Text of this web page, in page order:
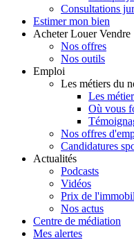
Consultations
Estimer mon bien
Acheter Louer Vendre
Nos offres
Nos outils
Emploi
Les métiers du
Les
Où vous
Nos offres
Candidatures
Actualités
Podcasts
Vidéos
Prix de
Nos actus
Centre de médiation
Mes alertes